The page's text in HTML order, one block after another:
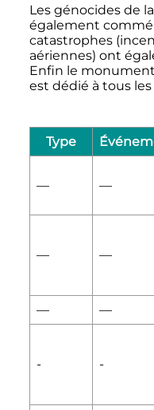
Les génocides de la
également
catastrophes
aériennes) ont
Enfin le
est dédié à tous
Type
— —
— —
— —
- -